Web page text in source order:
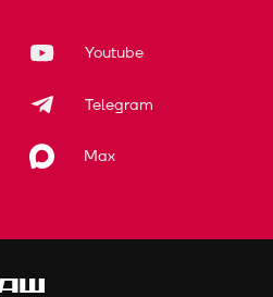
Youtube
Telegram
Max